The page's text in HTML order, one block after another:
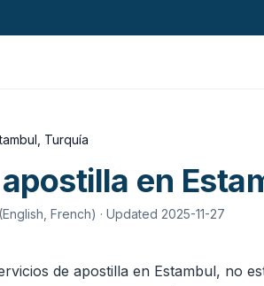
Turquía
en
French) · Updated 2025-11-27
de apostilla en Estambul, no